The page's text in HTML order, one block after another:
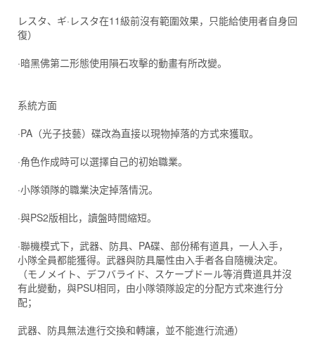
レスタ、ギ·レスタ在11級前沒有範圍效果，只能給使用者自身回
復）
·暗黑佛第二形態使用隕石攻擊的動畫有所改變。
系統方面
·PA（光子技藝）碟改為直接以現物掉落的方式來獲取。
·角色作成時可以選擇自己的初始職業。
·小隊領隊的職業決定掉落情況。
·與PS2版相比，讀盤時間縮短。
·聯機模式下，武器、防具、PA碟、部份稀有道具，一人入手，
小隊全員都能獲得。武器與防具屬性由入手者各自隨機決定。
（モノメイト、デフバライド、スケープドール等消費道具并沒
有此變動，與PSU相同，由小隊領隊設定的分配方式來進行分
配；
武器、防具無法進行交換和轉讓，並不能進行流通）